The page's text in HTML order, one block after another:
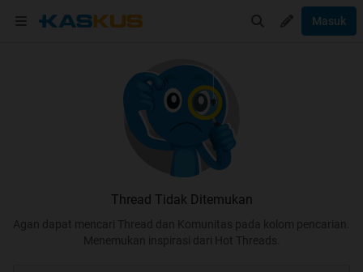
Masuk
Thread Tidak Ditemukan
Agan dapat mencari Thread dan Komunitas pada kolom pencarian.
Menemukan inspirasi dari Hot Threads.